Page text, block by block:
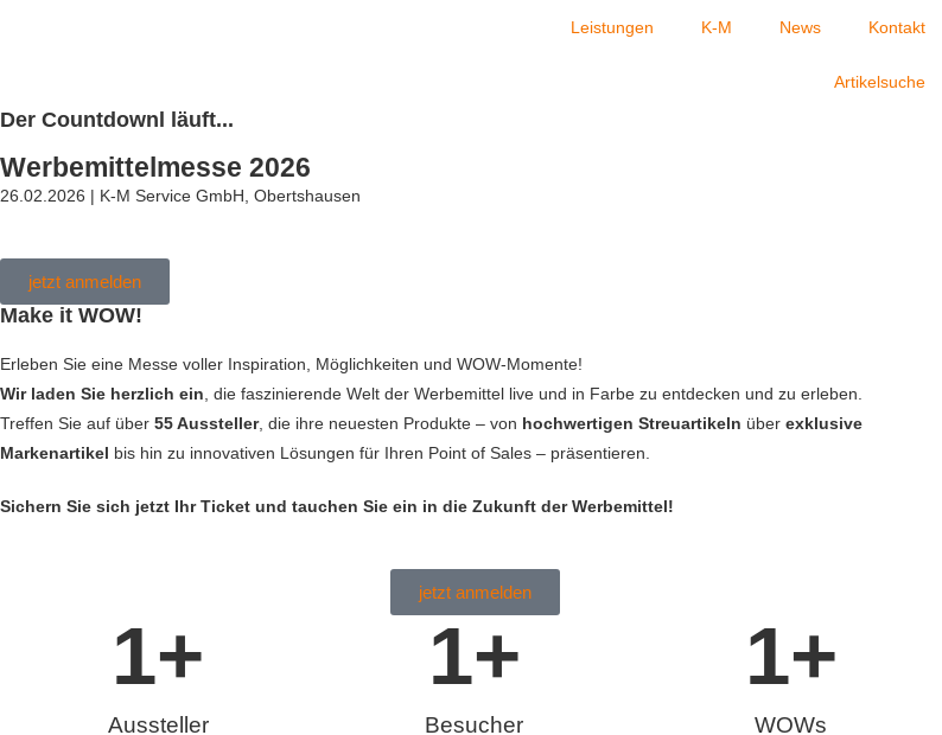
Leistungen K-M News Kontakt
Artikelsuche
Der Countdownl läuft...
Werbemittelmesse 2026
26.02.2026 | K-M Service GmbH, Obertshausen
jetzt anmelden
Make it WOW!
Erleben Sie eine Messe voller Inspiration, Möglichkeiten und WOW-Momente!
Wir laden Sie herzlich ein , die faszinierende Welt der Werbemittel live und in Farbe zu entdecken und zu erleben.
Treffen Sie auf über 55 Aussteller, die ihre neuesten Produkte – von hochwertigen Streuartikeln über exklusive
Markenartikel bis hin zu innovativen Lösungen für Ihren Point of Sales – präsentieren.
Sichern Sie sich jetzt Ihr Ticket und tauchen Sie ein in die Zukunft der Werbemittel!
jetzt anmelden
Aussteller
1+
Besucher
1+
WOWs
1+